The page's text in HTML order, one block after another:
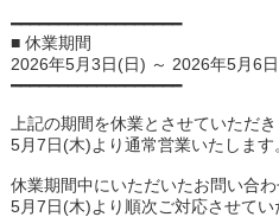
━━━━━━━━━━━━━━━━━━
■ 休業期間
2026年5月3日(日) ～ 2026年5月6
━━━━━━━━━━━━━━━━━━
上記の期間を休業とさせていただき
5月7日(木)より通常営業いたします
休業期間中にいただいたお問い合わ
5月7日(木)より順次ご対応させてい